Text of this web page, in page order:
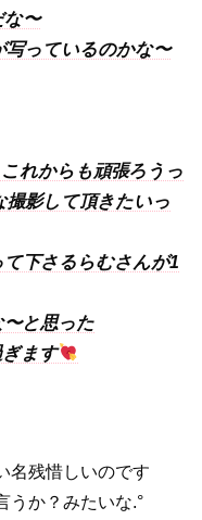
な〜
写っているのかな〜
れからも頑張ろうっ
撮影して頂きたいっ
下さるらむさんが1
と思った
ます
名残惜しいのです
か？みたいな.°